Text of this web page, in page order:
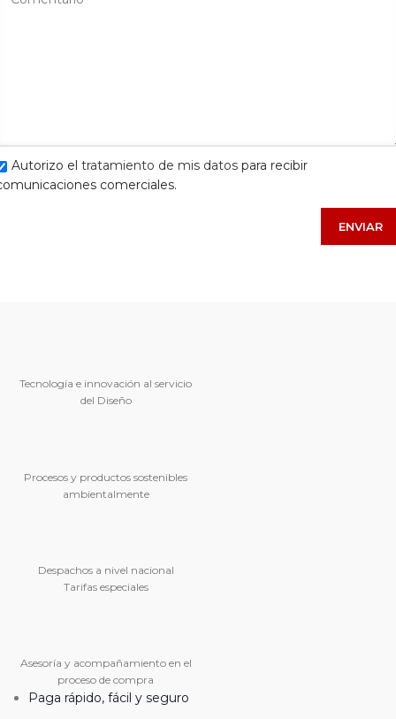
Autorizo el tratamiento de mis datos para recibir
comerciales.
Tecnología e innovación al servicio
del Diseño
Procesos y productos sostenibles
ambientalmente
Despachos a nivel nacional
Tarifas especiales
Asesoría y acompañamiento en el
proceso de compra
Paga rápido, fácil y seguro